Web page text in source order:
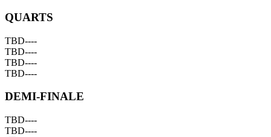
QUARTS
TBD----
TBD----
TBD----
TBD----
DEMI-FINALE
TBD----
TBD----